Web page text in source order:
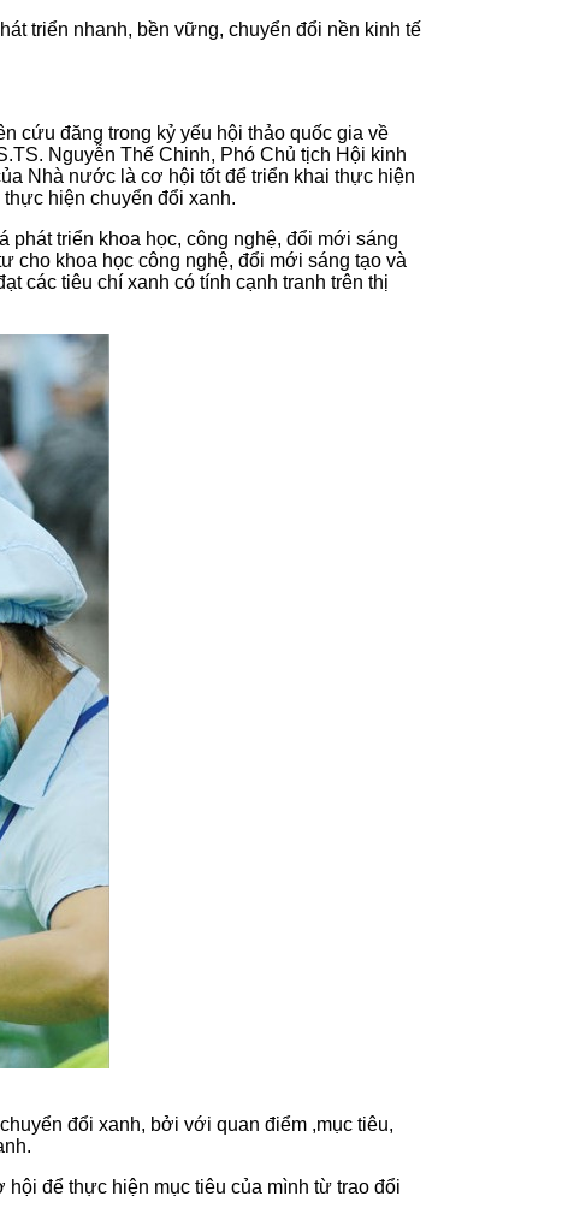
triển nhanh, bền vững, chuyển đổi nền kinh tế
cứu đăng trong kỷ yếu hội thảo quốc gia về
Nguyễn Thế Chinh, Phó Chủ tịch Hội kinh
Nhà nước là cơ hội tốt để triển khai thực hiện
hiện chuyển đổi xanh.
phát triển khoa học, công nghệ, đổi mới sáng
cho khoa học công nghệ, đổi mới sáng tạo và
các tiêu chí xanh có tính cạnh tranh trên thị
đổi xanh, bởi với quan điểm ,mục tiêu,
để thực hiện mục tiêu của mình từ trao đổi